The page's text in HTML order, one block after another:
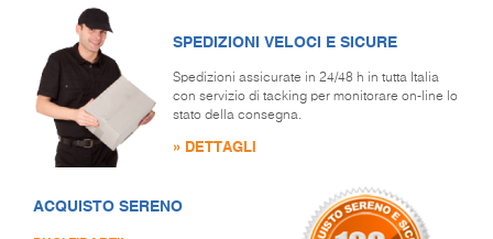
SPEDIZIONI VELOCI E SICURE
Spedizioni assicurate in 24/48 h in tutta Italia
con servizio di tacking per monitorare on-line lo
stato della consegna.
» DETTAGLI
ACQUISTO SERENO